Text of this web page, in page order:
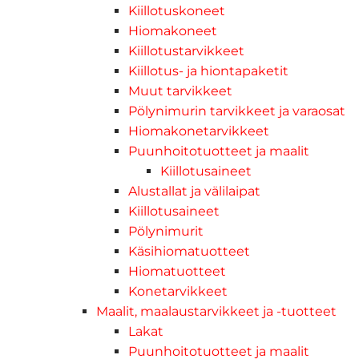
Kiillotuskoneet
Hiomakoneet
Kiillotustarvikkeet
Kiillotus- ja hiontapaketit
Muut tarvikkeet
Pölynimurin tarvikkeet ja varaosat
Hiomakonetarvikkeet
Puunhoitotuotteet ja maalit
Kiillotusaineet
Alustallat ja välilaipat
Kiillotusaineet
Pölynimurit
Käsihiomatuotteet
Hiomatuotteet
Konetarvikkeet
Maalit, maalaustarvikkeet ja -tuotteet
Lakat
Puunhoitotuotteet ja maalit